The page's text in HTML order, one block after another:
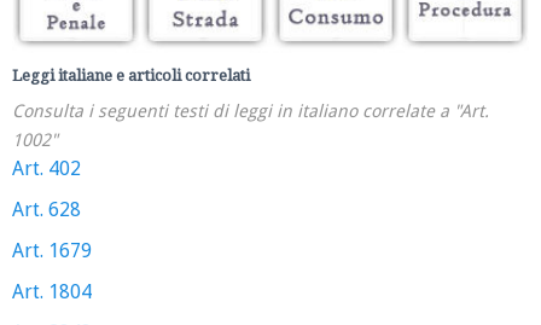
Leggi italiane e articoli correlati
Consulta i seguenti testi di leggi in italiano correlate a "Art.
1002"
Art. 402
Art. 628
Art. 1679
Art. 1804